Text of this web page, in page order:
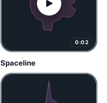
0:02
Spaceline